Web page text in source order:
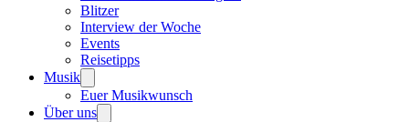
Blitzer
Interview der Woche
Events
Reisetipps
Musik
Euer Musikwunsch
Über uns